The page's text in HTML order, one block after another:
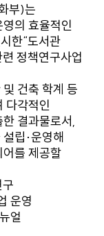
부)는
의 효율적인
한“도서관
정책연구사업
건축 학계 등
다각적인
결과물로서,
립·운영해
를 제공할
운영
얼